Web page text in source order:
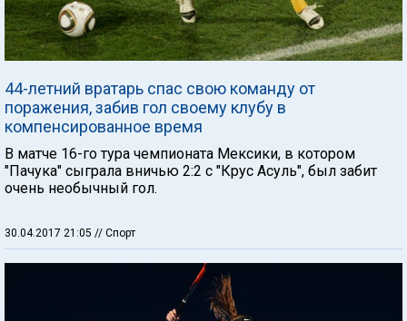
44-летний вратарь спас свою команду от
поражения, забив гол своему клубу в
компенсированное время
В матче 16-го тура чемпионата Мексики, в котором
"Пачука" сыграла вничью 2:2 с "Крус Асуль", был забит
очень необычный гол.
30.04.2017 21:05 // Спорт